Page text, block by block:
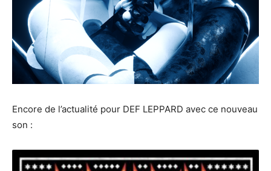
Encore de l’actualité pour DEF LEPPARD avec ce nouveau
son :